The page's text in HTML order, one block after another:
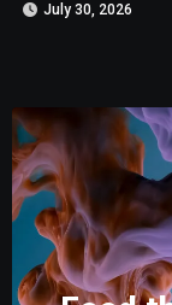
July 30, 2026